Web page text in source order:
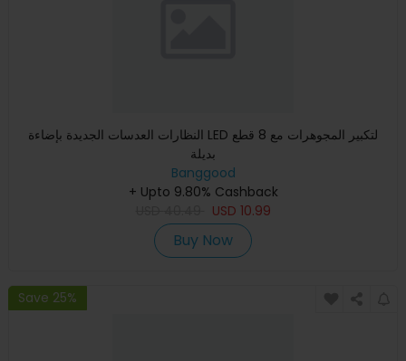
النظارات العدسات الجديدة بإضاءة LED لتكبير المجوهرات مع 8 قطع
بديلة
Banggood
+ Upto 9.80% Cashback
USD 10.99
Buy Now
Save 25%